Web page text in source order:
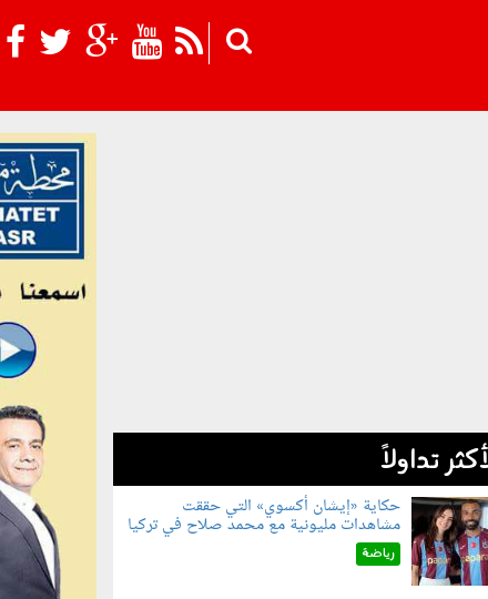
تداولاً
حكاية «إيشان أكسوي» التي حققت
مشاهدات مليونية مع محمد صلاح في تركيا
رياضة